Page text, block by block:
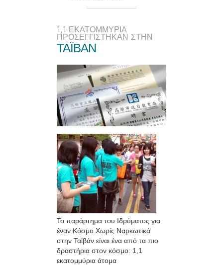
1,1 ΕΚΑΤΟΜΜΥΡΙΑ
ΠΡΟΣΕΓΓΙΣΤΗΚΑΝ ΣΤΗΝ
ΤΑΪΒΑΝ
Το παράρτημα του Ιδρύματος για
έναν Κόσμο Χωρίς Ναρκωτικά
στην Ταϊβάν είναι ένα από τα πιο
δραστήρια στον κόσμο: 1,1
εκατομμύρια άτομα